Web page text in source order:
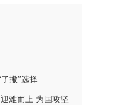
撇”选择
难而上 为国攻坚